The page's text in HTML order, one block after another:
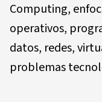
Computing,
operativos,
datos, redes,
problemas